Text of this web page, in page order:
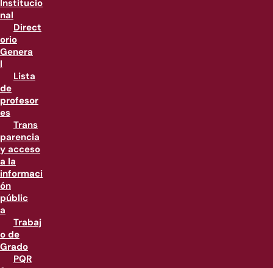
Institucio
nal
Direct
orio
Genera
l
Lista
de
profesor
es
Trans
parencia
y acceso
a la
informaci
ón
públic
a
Trabaj
o de
Grado
PQR